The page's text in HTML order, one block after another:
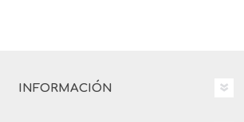
INFORMACIÓN